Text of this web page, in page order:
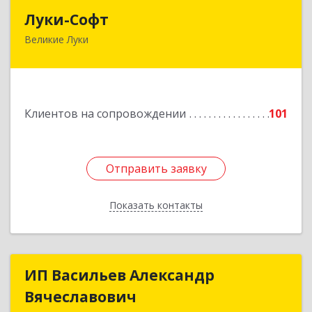
Луки-Софт
Великие Луки
Клиентов на сопровождении 101
Отправить заявку
Показать контакты
182113, Псковская обл, Великие Луки г,
Отправить заявку
Назад
ИП Васильев Александр
Вячеславович
ИП Васильев Александр